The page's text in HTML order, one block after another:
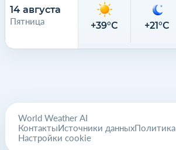
14 августа
Пятница +39°C +21°C
World Weather AI
КонтактыИсточники данныхПолитика
Настройки cookie